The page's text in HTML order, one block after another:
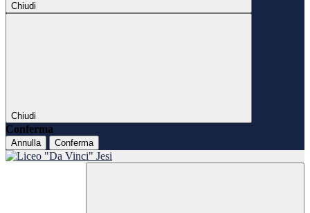
Chiudi
Chiudi
Conferma
Annulla Conferma